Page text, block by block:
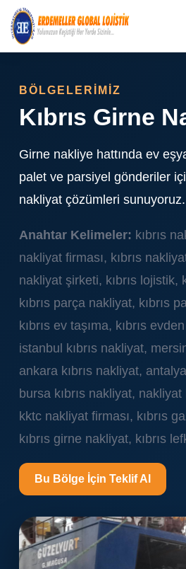
BÖLGELERİMİZ
Kıbrıs Girne
Girne nakliye hattında ev
palet ve parsiyel gönderiler
nakliyat çözümleri sunuyoruz.
Anahtar Kelimeler: kıbrıs
nakliyat firması, kıbrıs
nakliyat şirketi, kıbrıs lojistik,
kıbrıs parça nakliyat, kıbrıs
kıbrıs ev taşıma, kıbrıs
istanbul kıbrıs nakliyat,
ankara kıbrıs nakliyat,
bursa kıbrıs nakliyat, nakliyat
kktc nakliyat firması, kıbrıs
kıbrıs girne nakliyat, kıbrıs
Bu Bölge İçin Teklif Al